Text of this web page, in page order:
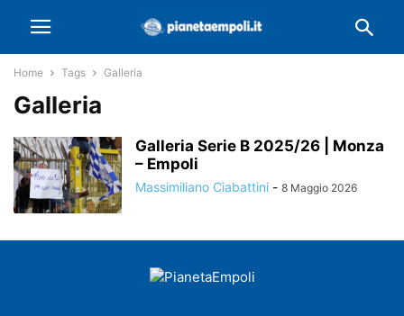
Home Tags Galleria
Galleria
Galleria Serie B 2025/26 | Monza
– Empoli
Massimiliano Ciabattini - 8 Maggio 2026